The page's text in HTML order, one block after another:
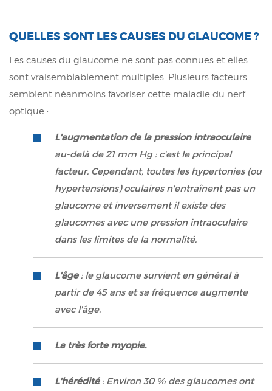
QUELLES SONT LES CAUSES DU GLAUCOME ?
Les causes du glaucome ne sont pas connues et elles
sont vraisemblablement multiples. Plusieurs facteurs
semblent néanmoins favoriser cette maladie du nerf
optique :
L'augmentation de la pression intraoculaire
au-delà de 21 mm Hg : c'est le principal
facteur. Cependant, toutes les hypertonies (ou
hypertensions) oculaires n'entraînent pas un
glaucome et inversement il existe des
glaucomes avec une pression intraoculaire
dans les limites de la normalité.
L'âge: le glaucome survient en général à
partir de 45 ans et sa fréquence augmente
avec l'âge.
La très forte myopie.
L'hérédité : Environ 30 % des glaucomes ont